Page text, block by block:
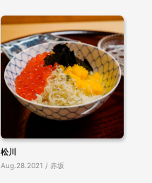
松川
Aug.28.2021 / 赤坂